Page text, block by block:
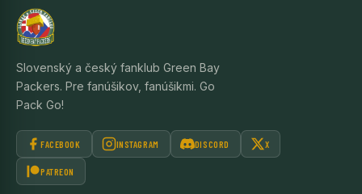
Slovenský a český fanklub Green Bay
Packers. Pre fanúšikov, fanúšikmi. Go
Pack Go!
FACEBOOK INSTAGRAM DISCORD X
PATREON